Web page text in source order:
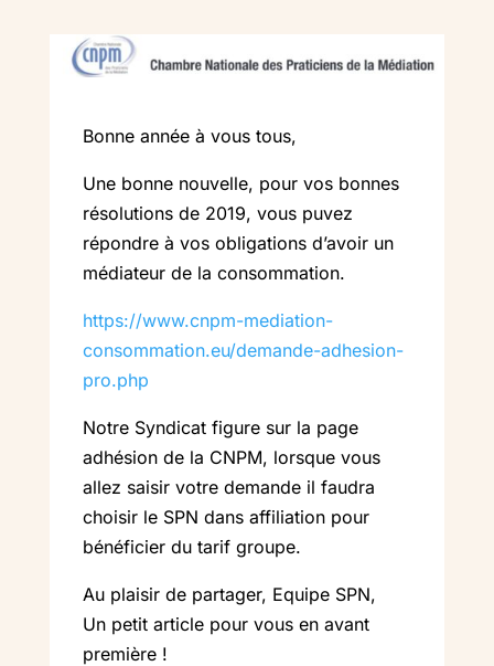
Bonne année à vous tous,
Une bonne nouvelle, pour vos bonnes
résolutions de 2019, vous puvez
répondre à vos obligations d’avoir un
médiateur de la consommation.
https://www.cnpm-mediation-
consommation.eu/demande-adhesion-
pro.php
Notre Syndicat figure sur la page
adhésion de la CNPM, lorsque vous
allez saisir votre demande il faudra
choisir le SPN dans affiliation pour
bénéficier du tarif groupe.
Au plaisir de partager, Equipe SPN,
Un petit article pour vous en avant
première !